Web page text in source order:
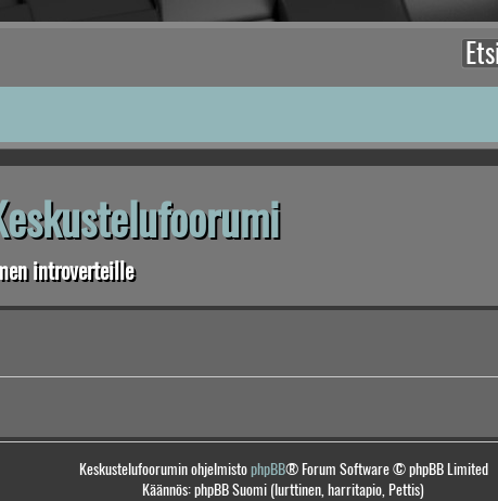
introverteille
Keskustelufoorumin ohjelmistophpBB® Forum Software © phpBB Limited
Käännös: phpBB Suomi (lurttinen, harritapio, Pettis)